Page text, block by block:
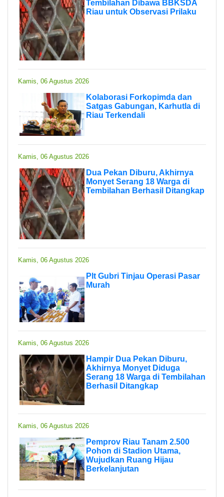
Tembilahan Dibawa BBKSDA
Riau untuk Observasi Prilaku
Kamis, 06 Agustus 2026
Kolaborasi Forkopimda dan
Satgas Gabungan, Karhutla di
Riau Terkendali
Kamis, 06 Agustus 2026
Dua Pekan Diburu, Akhirnya
Monyet Serang 18 Warga di
Tembilahan Berhasil Ditangkap
Kamis, 06 Agustus 2026
Plt Gubri Tinjau Operasi Pasar
Murah
Kamis, 06 Agustus 2026
Hampir Dua Pekan Diburu,
Akhirnya Monyet Diduga
Serang 18 Warga di Tembilahan
Berhasil Ditangkap
Kamis, 06 Agustus 2026
Pemprov Riau Tanam 2.500
Pohon di Stadion Utama,
Wujudkan Ruang Hijau
Berkelanjutan